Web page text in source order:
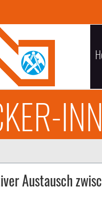
Austausch